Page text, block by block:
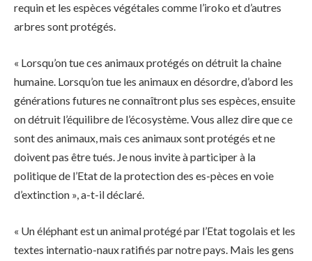
requin et les espèces végétales comme l’iroko et d’autres
arbres sont protégés.
« Lorsqu’on tue ces animaux protégés on détruit la chaine
humaine. Lorsqu’on tue les animaux en désordre, d’abord les
générations futures ne connaîtront plus ses espèces, ensuite
on détruit l’équilibre de l’écosystème. Vous allez dire que ce
sont des animaux, mais ces animaux sont protégés et ne
doivent pas être tués. Je nous invite à participer à la
politique de l’Etat de la protection des es-pèces en voie
d’extinction », a-t-il déclaré.
« Un éléphant est un animal protégé par l’Etat togolais et les
textes internatio-naux ratifiés par notre pays. Mais les gens